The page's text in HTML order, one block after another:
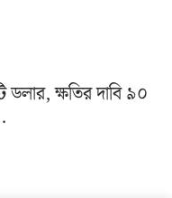
ডলার, ক্ষতির দাবি ৯০